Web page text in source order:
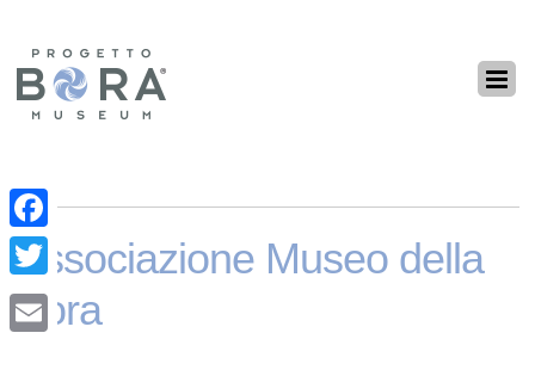
F
c
T
w
Associazione Museo della
Bora